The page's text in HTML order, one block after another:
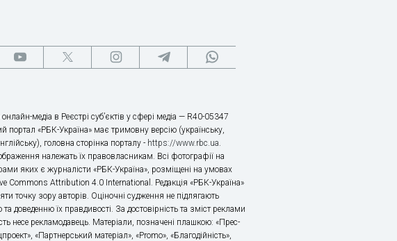
онлайн-медіа в Реєстрі суб’єктів у сфері медіа — R40-05347
портал «РБК-Україна» має тримовну версію (українську,
головна сторінка порталу - https://www.rbc.ua.
належать їх правовласникам. Всі фотографії на
яких є журналісти «РБК-Україна», розміщені на умовах
Commons Attribution 4.0 International. Редакція «РБК-Україна»
точку зору авторів. Оціночні судження не підлягають
доведенню їх правдивості. За достовірність та зміст реклами
несе рекламодавець. Матеріали, позначені плашкою: «Прес-
«Партнерський матеріал», «Promo», «Благодійність»,